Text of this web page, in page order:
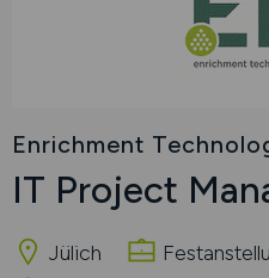
Enrichment
IT Project
Jülich